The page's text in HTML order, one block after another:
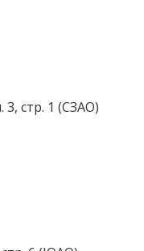
3, стр. 1 (СЗАО)